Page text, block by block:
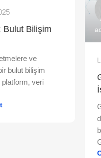
Bulut Bilişim
ve
bulut bilişim
platform, veri